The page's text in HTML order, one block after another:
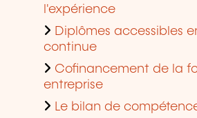
l'expérience
Diplômes accessibles
continue
Cofinancement de la
entreprise
Le bilan de